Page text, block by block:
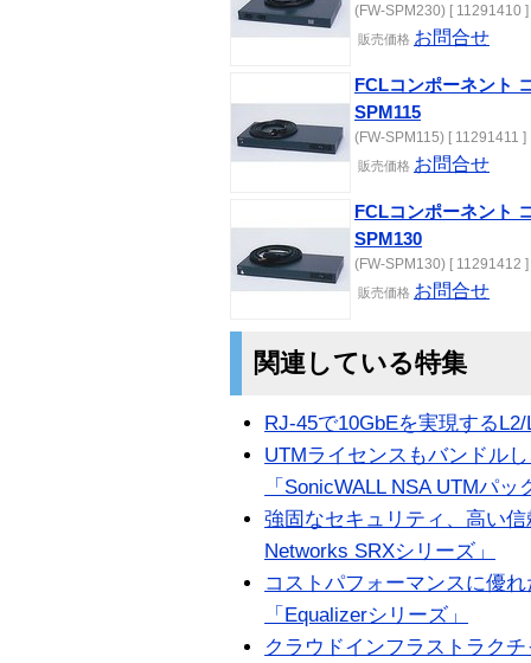
(FW-SPM230) [ 11291410 ]
販売価格 お問合せ
FCLコンポーネント
SPM115
(FW-SPM115) [ 11291411 ]
販売価格 お問合せ
FCLコンポーネント
SPM130
(FW-SPM130) [ 11291412 ]
販売価格 お問合せ
関連している特集
RJ-45で10GbEを実現する
UTMライセンスもバンドル
「SonicWALL NSA UTMパッ
強固なセキュリティ、高い
Networks SRXシリーズ」
コストパフォーマンスに優
「Equalizerシリーズ」
クラウドインフラストラク